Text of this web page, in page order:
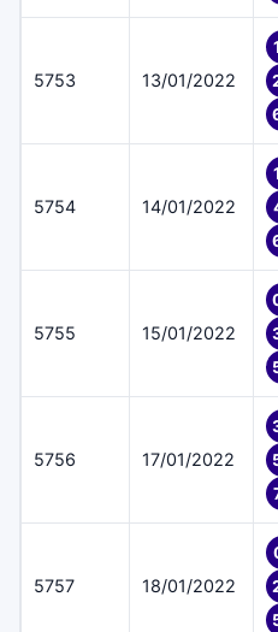
5753 13/01/2022
5754 14/01/2022
5755 15/01/2022
5756 17/01/2022
5757 18/01/2022